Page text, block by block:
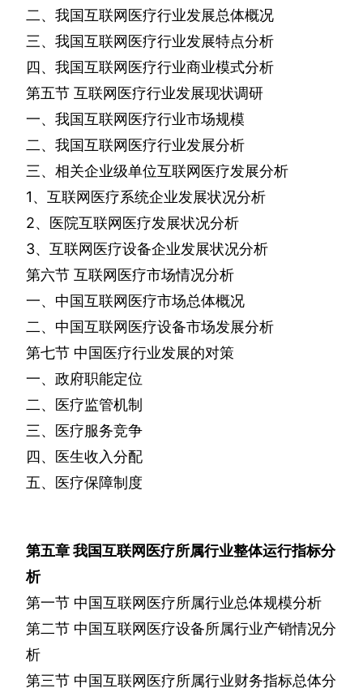
二、我国互联网医疗行业发展总体概况
三、我国互联网医疗行业发展特点分析
四、我国互联网医疗行业商业模式分析
第五节 互联网医疗行业发展现状调研
一、我国互联网医疗行业市场规模
二、我国互联网医疗行业发展分析
三、相关企业级单位互联网医疗发展分析
1、互联网医疗系统企业发展状况分析
2、医院互联网医疗发展状况分析
3、互联网医疗设备企业发展状况分析
第六节 互联网医疗市场情况分析
一、中国互联网医疗市场总体概况
二、中国互联网医疗设备市场发展分析
第七节 中国医疗行业发展的对策
一、政府职能定位
二、医疗监管机制
三、医疗服务竞争
四、医生收入分配
五、医疗保障制度
第五章我国互联网医疗所属行业整体运行指标分
析
第一节 中国互联网医疗所属行业总体规模分析
第二节 中国互联网医疗设备所属行业产销情况分
析
第三节 中国互联网医疗所属行业财务指标总体分